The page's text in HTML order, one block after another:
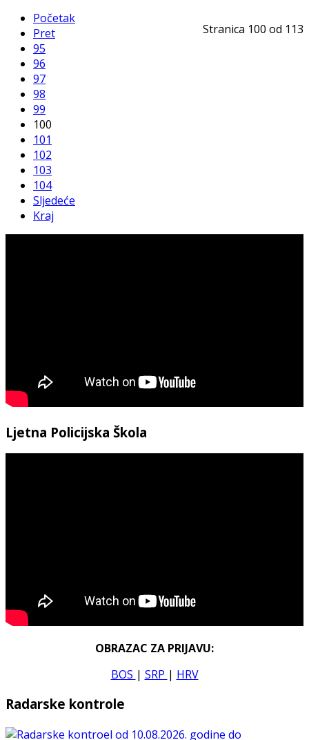
Stranica 100 od 113
Početak
Pret
95
96
97
98
99
100
101
102
103
104
Sljedeće
Kraj
Ljetna Policijska Škola
OBRAZAC ZA PRIJAVU:
BOS | SRP | HRV
Radarske kontrole